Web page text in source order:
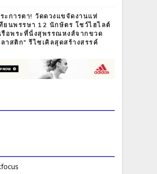
ะการตา! วัดดวงแขจัดงานแห่
ยนพรรษา 12 นักษัตร โชว์ไฮไลต์
รือพระที่นั่งสุพรรณหงส์จากขวด
าสติก" รีไซเคิลสุดสร้างสรรค์